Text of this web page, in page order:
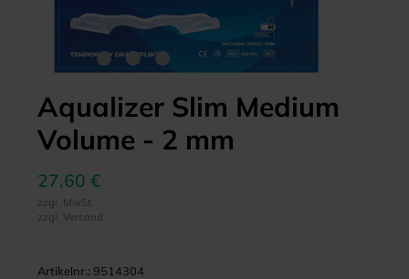
Aqualizer Slim Medium
Volume - 2 mm
27,60 €
zzgl. MwSt.
zzgl. Versand
Artikelnr.: 9514304